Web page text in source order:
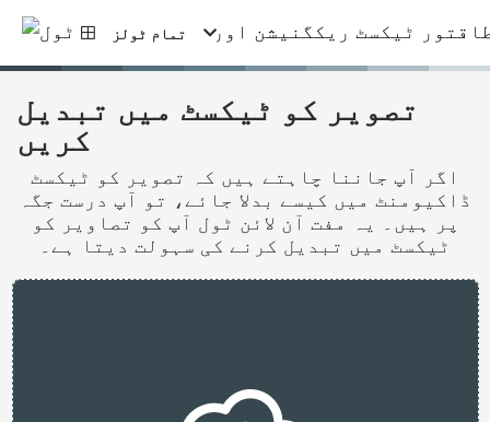
تمام ٹولز
تصویر کو ٹیکسٹ میں تبدیل
کریں
اگر آپ جاننا چاہتے ہیں کہ تصویر کو ٹیکسٹ
ڈاکیومنٹ میں کیسے بدلا جائے، تو آپ درست جگہ
پر ہیں۔ یہ مفت آن لائن ٹول آپ کو تصاویر کو
ٹیکسٹ میں تبدیل کرنے کی سہولت دیتا ہے۔